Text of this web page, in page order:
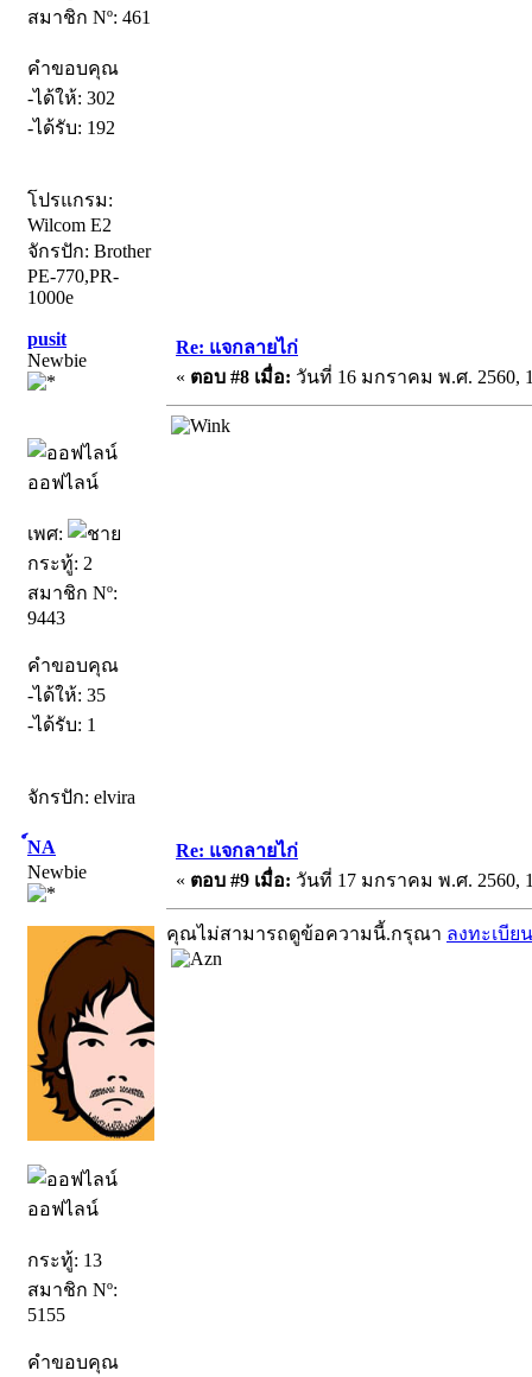
สมาชิก Nº: 461
คำขอบคุณ
-ได้ให้: 302
-ได้รับ: 192
โปรแกรม:
Wilcom E2
จักรปัก: Brother
PE-770,PR-
1000e
pusit
Newbie
ออฟไลน์
เพศ:
กระทู้: 2
สมาชิก Nº:
9443
คำขอบคุณ
-ได้ให้: 35
-ได้รับ: 1
จักรปัก: elvira
Re: แจกลายไก่
« ตอบ #8 เมื่อ: วันที่ 16 มกราคม พ.ศ. 2560,
์NA
Newbie
ออฟไลน์
กระทู้: 13
สมาชิก Nº:
5155
คำขอบคุณ
Re: แจกลายไก่
« ตอบ #9 เมื่อ: วันที่ 17 มกราคม พ.ศ. 2560,
คุณไม่สามารถดูข้อความนี้.กรุณา ลงทะเบียน